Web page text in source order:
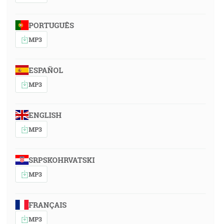
PORTUGUÊS
MP3
ESPAÑOL
MP3
ENGLISH
MP3
SRPSKOHRVATSKI
MP3
FRANÇAIS
MP3